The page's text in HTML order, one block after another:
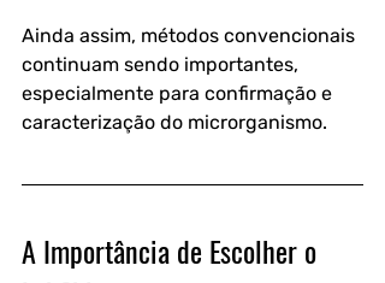
Ainda assim, métodos convencionais
continuam sendo importantes,
especialmente para confirmação e
caracterização do microrganismo.
A Importância de Escolher o